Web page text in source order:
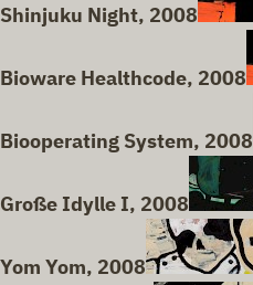
Shinjuku Night, 2008
Bioware Healthcode, 2008
Biooperating System, 2008
Große Idylle I, 2008
Yom Yom, 2008